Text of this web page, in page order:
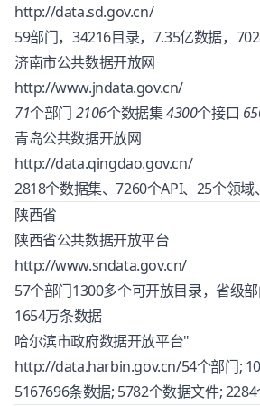
http://data.sd.gov.cn/
59部门，34216目录，7.35亿数据，
济南市公共数据开放网
http://www.jndata.gov.cn/
71个部门 2106个数据集4300个接口
青岛公共数据开放网
http://data.qingdao.gov.cn/
2818个数据集、7260个API、25个领
陕西省
陕西省公共数据开放平台
http://www.sndata.gov.cn/
57个部门1300多个可开放目录，省级
1654万条数据
哈尔滨市政府数据开放平台"
http://data.harbin.gov.cn/54个部门;
5167696条数据; 5782个数据文件; 2284